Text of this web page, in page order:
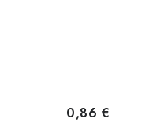
0,86 €